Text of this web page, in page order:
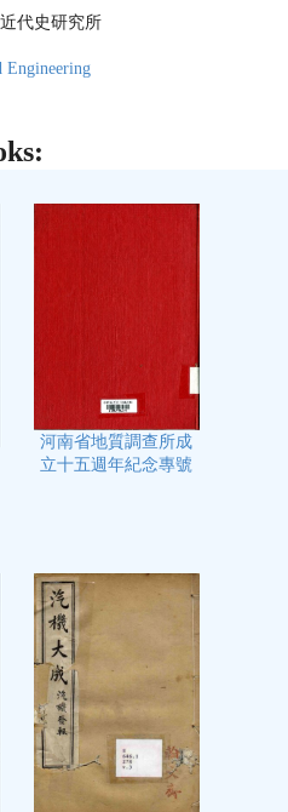
代史研究所
Engineering
河南省地質調查所成
立十五週年紀念專號